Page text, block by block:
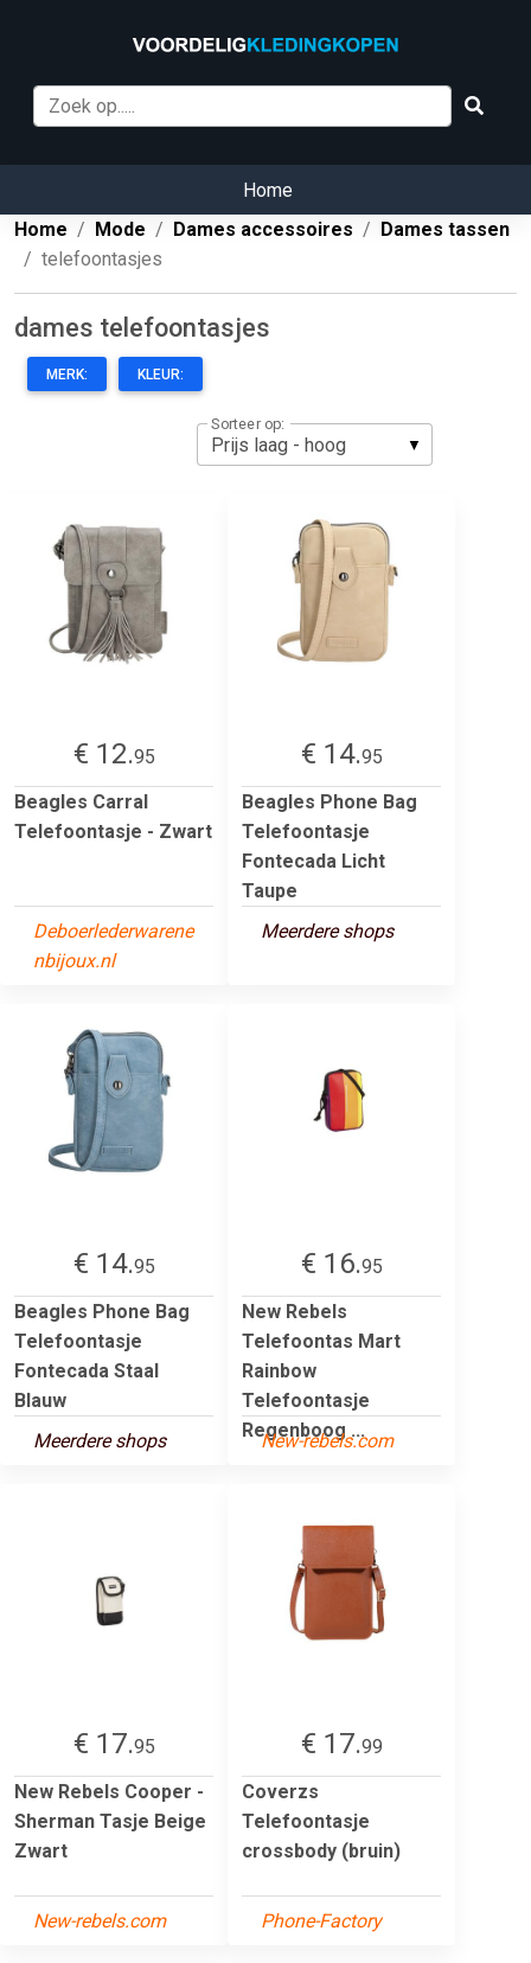
Home
Home
Mode Dames accessoires
Dames tassen
telefoontasjes
dames telefoontasjes
MERK: KLEUR:
Sorteer op:
€ 12.95
Beagles Carral
Telefoontasje - Zwart
Deboerlederwarene
nbijoux.nl
€ 14.95
Beagles Phone Bag
Telefoontasje
Fontecada Licht
Taupe
Meerdere shops
€ 14.95
Beagles Phone Bag
Telefoontasje
Fontecada Staal
Blauw
Meerdere shops
€ 16.95
New Rebels
Telefoontas Mart
Rainbow
Telefoontasje
Regenboog ...
New-rebels.com
€ 17.95
New Rebels Cooper -
Sherman Tasje Beige
Zwart
New-rebels.com
€ 17.99
Coverzs
Telefoontasje
crossbody (bruin)
Phone-Factory